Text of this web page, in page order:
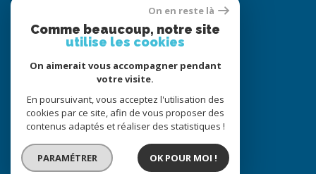
© 2022
Tous droits réservés
Traduction powered by Google
Nos honoraires
Plan du site
Mentions légales Partenaires Admin
Comment Nous Gérons Vos Données
On en reste là
Comme beaucoup, notre site
utilise les cookies
On aimerait vous accompagner pendant
votre visite.
En poursuivant, vous acceptez l'utilisation des
cookies par ce site, afin de vous proposer des
contenus adaptés et réaliser des statistiques !
PARAMÉTRER OK POUR MOI !